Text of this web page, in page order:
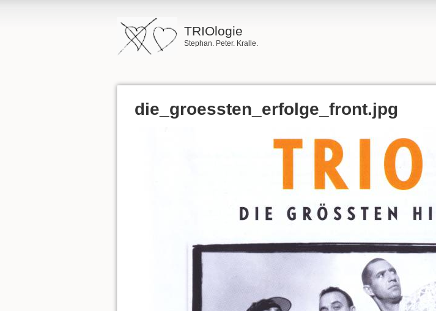
TRIOlogie
Stephan. Peter. Kralle.
die_groessten_erfolge_front.jpg